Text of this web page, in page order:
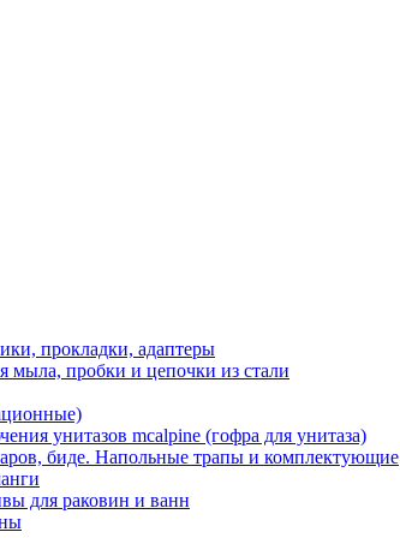
прокладки, адаптеры
мыла, пробки и цепочки из стали
унитазов mcalpine (гофра для унитаза)
биде. Напольные трапы и комплектующие
для раковин и ванн